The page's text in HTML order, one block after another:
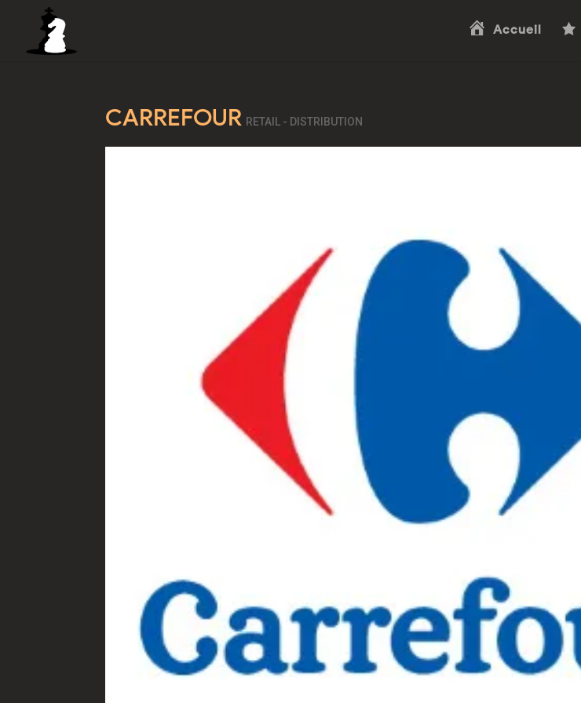
Accueil
CARREFOUR RETAIL - DISTRIBUTION